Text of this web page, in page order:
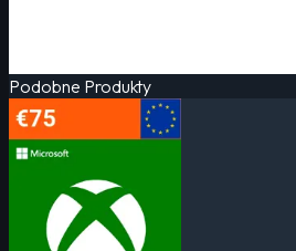
Podobne Produkty